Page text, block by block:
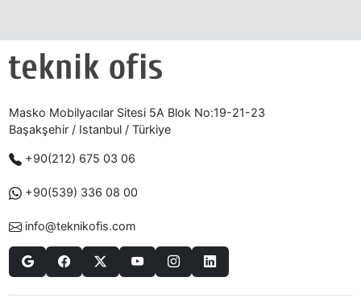
Masko Mobilyacılar Sitesi 5A Blok No:19-21-23
Başakşehir / Istanbul / Türkiye
+90(212) 675 03 06
+90(539) 336 08 00
info@teknikofis.com